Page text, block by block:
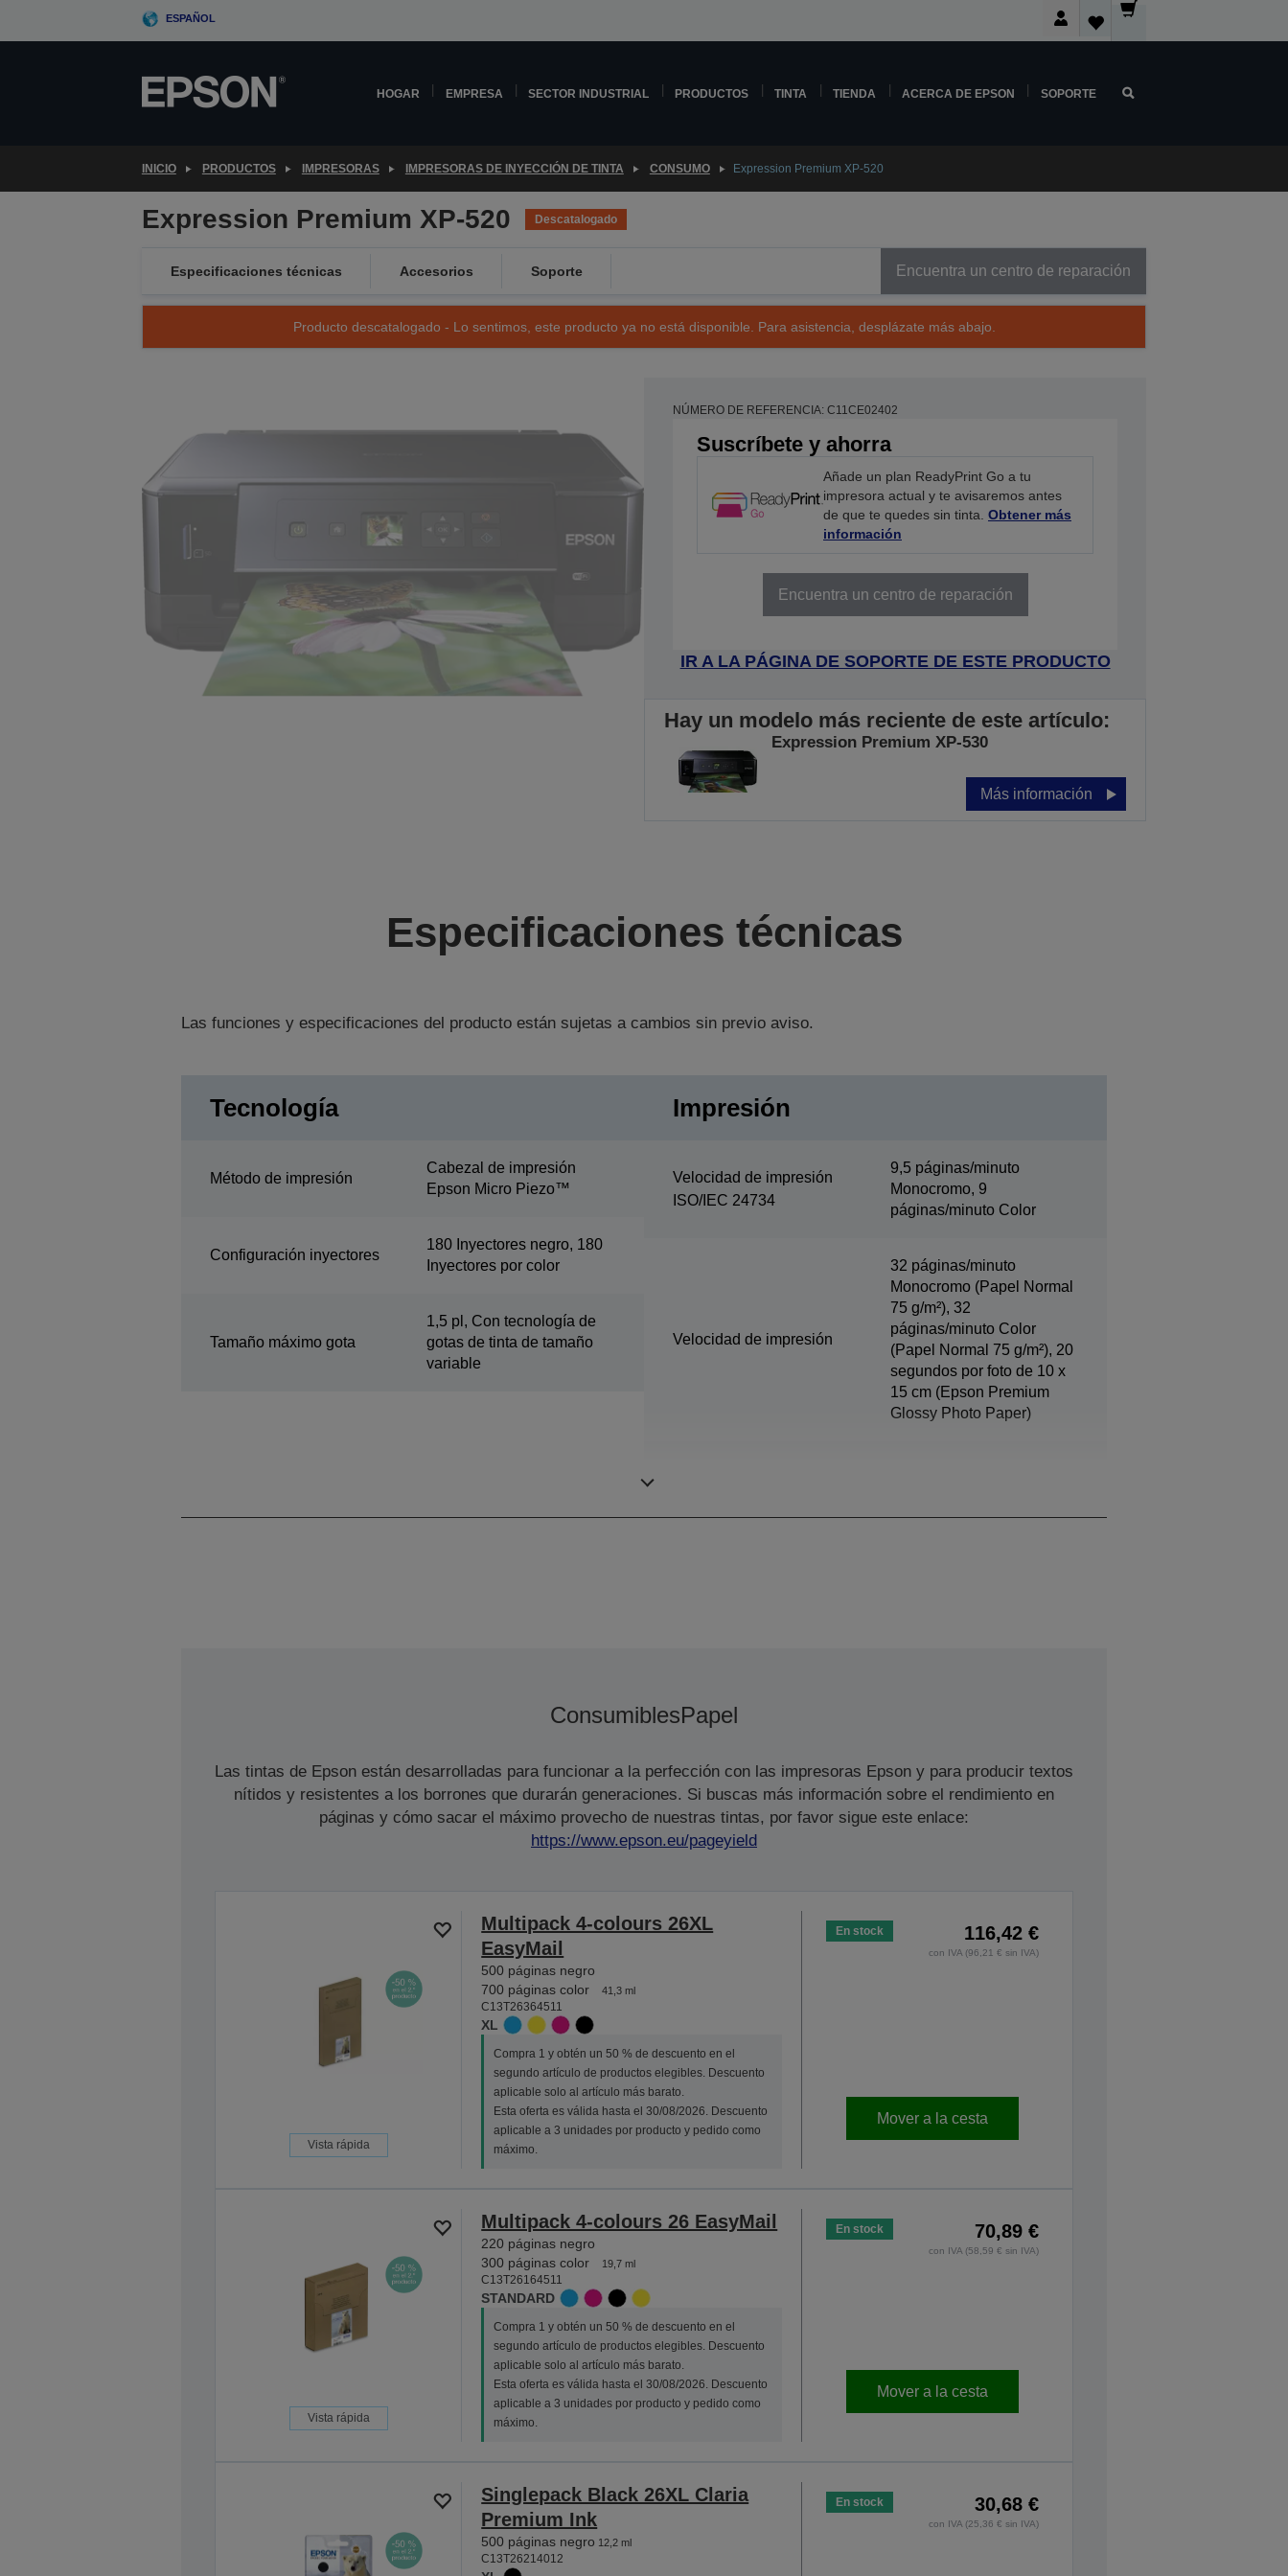
ESPAÑOL
HOGAR EMPRESA SECTOR INDUSTRIAL PRODUCTOS TINTA TIENDA ACERCA DE EPSON SOPORTE
INICIO PRODUCTOS IMPRESORAS IMPRESORAS DE INYECCIÓN DE TINTA CONSUMO Expression Premium XP-520
Expression Premium XP-520 Descatalogado
Especificaciones técnicas Accesorios Soporte Encuentra un centro de reparación
Producto descatalogado - Lo sentimos, este producto ya no está disponible. Para asistencia, desplázate más abajo.
NÚMERO DE REFERENCIA: C11CE02402
Suscríbete y ahorra
Añade un plan ReadyPrint Go a tu
impresora actual y te avisaremos antes
de que te quedes sin tinta. Obtener más
información
Encuentra un centro de reparación
IR A LA PÁGINA DE SOPORTE DE ESTE PRODUCTO
Hay un modelo más reciente de este artículo:
Expression Premium XP-530
Más información
Especificaciones técnicas
Las funciones y especificaciones del producto están sujetas a cambios sin previo aviso.
Tecnología
Método de impresión
Cabezal de impresión
Epson Micro Piezo™
Configuración inyectores
180 Inyectores negro, 180
Inyectores por color
Tamaño máximo gota
1,5 pl, Con tecnología de
gotas de tinta de tamaño
variable
Impresión
Velocidad de impresión
ISO/IEC 24734
9,5 páginas/minuto
Monocromo, 9
páginas/minuto Color
Velocidad de impresión
32 páginas/minuto
Monocromo (Papel Normal
75 g/m²), 32
páginas/minuto Color
(Papel Normal 75 g/m²), 20
segundos por foto de 10 x
15 cm (Epson Premium
Glossy Photo Paper)
ConsumiblesPapel
Las tintas de Epson están desarrolladas para funcionar a la perfección con las impresoras Epson y para producir textos
nítidos y resistentes a los borrones que durarán generaciones. Si buscas más información sobre el rendimiento en
páginas y cómo sacar el máximo provecho de nuestras tintas, por favor sigue este enlace:
https://www.epson.eu/pageyield
Vista rápida
Multipack 4-colours 26XL
EasyMail
500 páginas negro
700 páginas color
41,3 ml
C13T26364511
XL
Compra 1 y obtén un 50 % de descuento en el
segundo artículo de productos elegibles. Descuento
aplicable solo al artículo más barato.
Esta oferta es válida hasta el 30/08/2026. Descuento
aplicable a 3 unidades por producto y pedido como
máximo.
En stock 116,42 €
con IVA (96,21 € sin IVA)
Mover a la cesta
Vista rápida
Multipack 4-colours 26 EasyMail
220 páginas negro
300 páginas color
19,7 ml
C13T26164511
STANDARD
Compra 1 y obtén un 50 % de descuento en el
segundo artículo de productos elegibles. Descuento
aplicable solo al artículo más barato.
Esta oferta es válida hasta el 30/08/2026. Descuento
aplicable a 3 unidades por producto y pedido como
máximo.
En stock 70,89 €
con IVA (58,59 € sin IVA)
Mover a la cesta
Singlepack Black 26XL Claria
Premium Ink
500 páginas negro 12,2 ml
C13T26214012
En stock 30,68 €
con IVA (25,36 € sin IVA)